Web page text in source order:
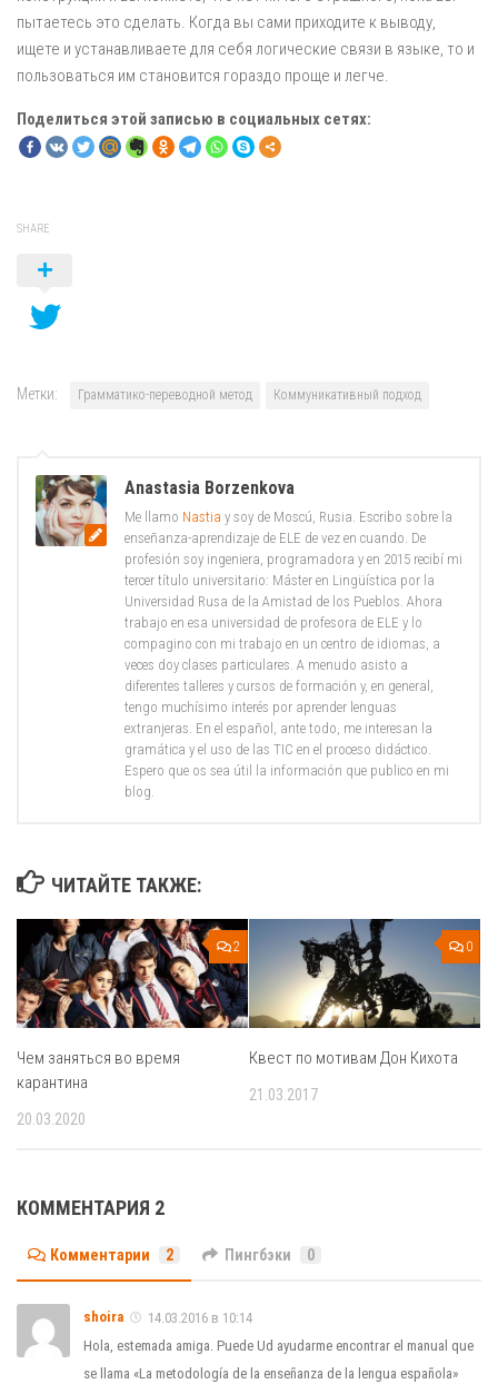
пытаетесь это сделать. Когда вы сами приходите к выводу,
ищете и устанавливаете для себя логические связи в языке, то и
пользоваться им становится гораздо проще и легче.
Поделиться этой записью в социальных сетях:
SHARE
Метки: Грамматико-переводной метод Коммуникативный подход
Anastasia Borzenkova
Me llamo Nastia y soy de Moscú, Rusia. Escribo sobre la
enseñanza-aprendizaje de ELE de vez en cuando. De
profesión soy ingeniera, programadora y en 2015 recibí mi
tercer título universitario: Máster en Lingüística por la
Universidad Rusa de la Amistad de los Pueblos. Ahora
trabajo en esa universidad de profesora de ELE y lo
compagino con mi trabajo en un centro de idiomas, a
veces doy clases particulares. A menudo asisto a
diferentes talleres y cursos de formación y, en general,
tengo muchísimo interés por aprender lenguas
extranjeras. En el español, ante todo, me interesan la
gramática y el uso de las TIC en el proceso didáctico.
Espero que os sea útil la información que publico en mi
blog.
ЧИТАЙТЕ ТАКЖЕ:
2
Чем заняться во время
карантина
20.03.2020
0
Квест по мотивам Дон Кихота
21.03.2017
КОММЕНТАРИЯ 2
Комментарии 2 Пингбэки 0
shoira
14.03.2016 в 10:14
Hola, estemada amiga. Puede Ud ayudarme encontrar el manual que
se llama «La metodología de la enseñanza de la lengua española»